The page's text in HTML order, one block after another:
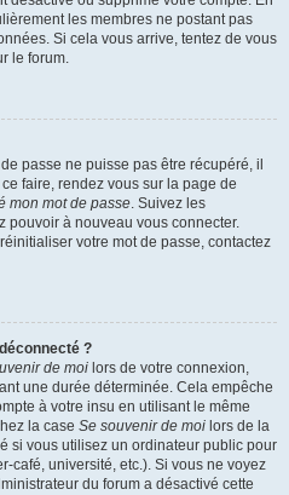
les membres ne postant pas
Si cela vous arrive, tentez de vous
le forum.
passe ne puisse pas être récupéré, il
faire, rendez vous sur la page de
mon mot de passe. Suivez les
pouvoir à nouveau vous connecter.
votre mot de passe, contactez
?
de moi lors de votre connexion,
une durée déterminée. Cela empêche
à votre insu en utilisant le même
la case Se souvenir de moi lors de la
si vous utilisez un ordinateur public pour
café, université, etc.). Si vous ne voyez
du forum a désactivé cette